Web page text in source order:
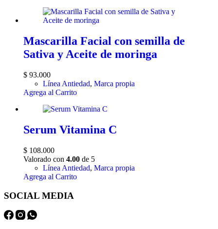
Mascarilla Facial con semilla de
Sativa y Aceite de moringa
$ 93.000
Línea Antiedad, Marca propia
Agrega al Carrito
Serum Vitamina C
$ 108.000
Valorado con 4.00 de 5
Línea Antiedad, Marca propia
Agrega al Carrito
SOCIAL MEDIA